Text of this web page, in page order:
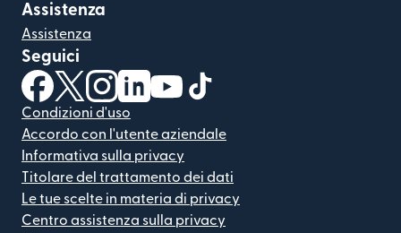
Assistenza
Assistenza
Seguici
(si apre in una nuova finestra)
(si apre in una nuova finestra)
(si apre in una nuova finestra)
(si apre in una nuova finestra)
(si apre in una nuova finestra)
Condizioni d'uso
Accordo con l'utente aziendale
Informativa sulla privacy
Titolare del trattamento dei dati
Le tue scelte in materia di privacy
Centro assistenza sulla privacy